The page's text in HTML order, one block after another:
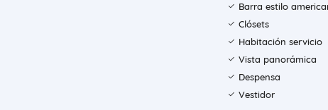
Barra estilo
Clósets
Habitación servicio
Vista panorámica
Despensa
Vestidor